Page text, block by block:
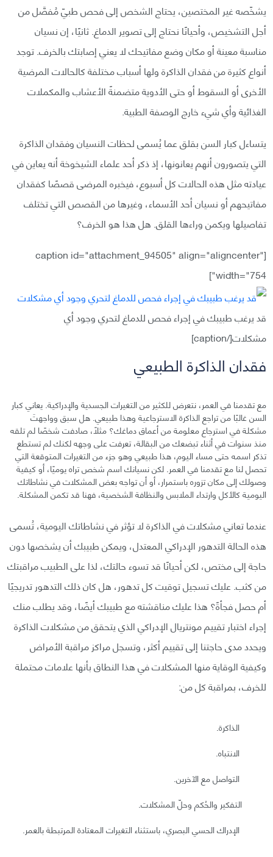
يشخّصه غير المختصين، يحتاج الشخص إلى فحص طبيّ مُفصَّل من
أجل التشخيص، وأحيانًا نحتاج إلى تصوير الدماغ. ثانيًا، إن نسيان
مناسبة معينة أو مكان وضع مفاتيحك لا يعني إصابتك بالخرف. توجد
أنواع كثيرة من فقدان الذاكرة ولها أسباب مختلفة كالحالات المرضية
الأخرى أو السقوط أو حتى الأدوية متضمنةً الأعشاب والمكملات
الغذائية وأي شيء خارج الوصفة الطبية.
يتساءل كبار السن بقلق عما يُسمى لحظات النسيان وفقدان الذاكرة
التي يتصورون أنهم يعانونها، إذ ذكر أحد علماء الشيخوخة أنه يعاين في
عيادته مثل هذه الحالات كل أسبوع، فيخبره المرضى قصصًا كفقدان
مفاتيحهم أو نسيان أحد الأسماء، وغيرها من القصص التي تختلف
تفاصيلها ويكمن وراءها القلق. هل هذا هو الخرف؟
[caption id="attachment_94505" align="aligncenter"
width="754"]
قد يرغب طبيبك في إجراء فحص للدماغ لتحري وجود أي
مشكلات[/caption]
فقدان الذاكرة الطبيعي
مع تقدمنا في العمر، نتعرض للكثير من التغيرات الجسدية والإدراكية. يعاني كبار
السن غالبًا من تراجع الذاكرة الاسترجاعية وهذا طبيعي. هل سبق وواجهتَ
مشكلة في استرجاع معلومة من أعماق دماغك؟ مثلًا، صادفت شخصًا لم تلقه
منذ سنوات في أثناء تبضعك من البقالة، تعرفت على وجهه لكنك لم تستطع
تذكر اسمه حتى مساء اليوم، هذا طبيعي وهو جزء من التغيرات المتوقعة التي
تحصل لنا مع تقدمنا في العمر. لكن نسيانك اسم شخص تراه يوميًا، أو كيفية
وصولك إلى مكان تزوره باستمرار، أو أن تواجه بعض المشكلات في نشاطاتك
اليومية كالأكل وارتداء الملابس والنظافة الشخصية، فهنا قد تكمن المشكلة.
عندما تعاني مشكلات في الذاكرة لا تؤثر في نشاطاتك اليومية، تُسمى
هذه الحالة التدهور الإدراكي المعتدل، ويمكن طبيبك أن يشخصها دون
حاجة إلى مختص، لكن أحيانًا قد تسوء حالتك، لذا على الطبيب مراقبتك
من كثب. عليك تسجيل توقيت كل تدهور، هل كان ذلك التدهور تدريجيًا
أم حصل فجأةً؟ هذا عليك مناقشته مع طبيبك أيضًا، وقد يطلب منك
إجراء اختبار تقييم مونتريال الإدراكي الذي يتحقق من مشكلات الذاكرة
ويحدد مدى حاجتنا إلى تقييم أكثر، وتسجل مراكز مراقبة الأمراض
وكيفية الوقاية منها المشكلات في هذا النطاق بأنها علامات محتملة
للخرف، بمراقبة كل من:
الذاكرة.
الانتباه.
التواصل مع الآخرين.
التفكير والحُكم وحلّ المشكلات.
الإدراك الحسي البصري، باستثناء التغيرات المعتادة المرتبطة بالعمر.